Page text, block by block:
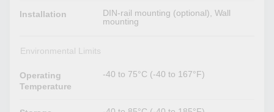
Installation
DIN-rail mounting (optional), Wall
mounting
Environmental Limits
Operating
Temperature
-40 to 75°C (-40 to 167°F)